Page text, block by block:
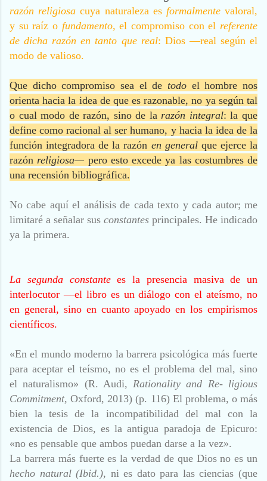
razón religiosacuya naturaleza es formalmentevaloral,
y su raíz o fundamento,el compromiso con el referente
de dicha razón en tanto que real: Dios —real según el
modo de valioso.
Que dicho compromiso sea el de todo el hombre nos
orienta hacia la idea de que es razonable, no ya según tal
o cual modo de razón, sino de la razón integral: la que
define como racional al ser humano, y hacia la idea de la
función integradora de la razón en general que ejerce la
razón religiosa— pero esto excede ya las costumbres de
una recensión bibliográfica.
No cabe aquí el análisis de cada texto y cada autor; me
limitaré a señalar sus constantes principales. He indicado
ya la primera.
La segunda constantees la presencia masiva de un
interlocutor —el libro es un diálogo con el ateísmo, no
en general, sino en cuanto apoyado en los empirismos
científicos.
«En el mundo moderno la barrera psicológica más fuerte
para aceptar el teísmo, no es el problema del mal, sino
elnaturalismo» (R. Audi, Rationality and Re- ligious
Commitment,Oxford, 2013) (p. 116) El problema, o más
bien la tesis de la incompatibilidad del mal con la
existencia de Dios, es la antigua paradoja de Epicuro:
«no es pensable que ambos puedan darse a la vez».
La barrera más fuerte es la verdad de que Dios no es un
hecho natural (Ibid.), ni es dato para las ciencias (que